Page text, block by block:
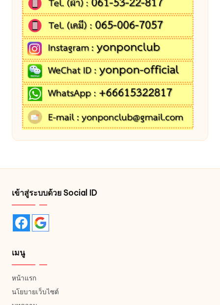
เข้าสู่ระบบด้วย Social ID
เมนู
หน้าแรก
นโยบายเว็บไซต์